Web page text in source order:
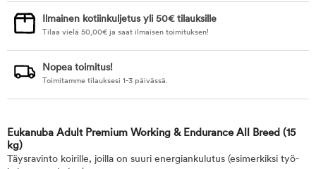
Ilmainen kotiinkuljetus yli 50€ tilauksille
Tilaa vielä 50,00€ ja saat ilmaisen toimituksen!
Nopea toimitus!
Toimitamme tilauksesi 1-3 päivässä.
Eukanuba Adult Premium Working & Endurance All Breed (15
kg)
Täysravinto koirille, joilla on suuri energiankulutus (esimerkiksi työ-